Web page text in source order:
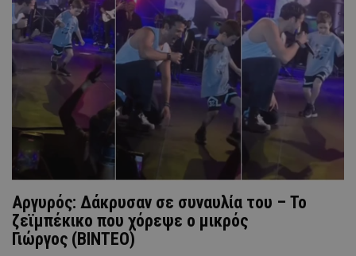
Αργυρός: Δάκρυσαν σε συναυλία του – Το
ζεϊμπέκικο που χόρεψε ο μικρός
Γιώργος (BINTEO)